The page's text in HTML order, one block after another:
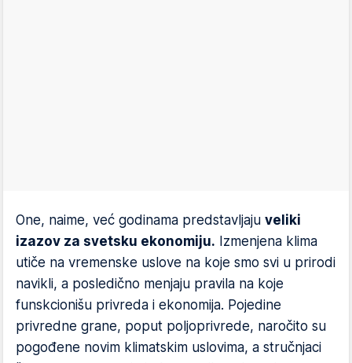
One, naime, već godinama predstavljaju veliki
izazov za svetsku ekonomiju. Izmenjena klima
utiče na vremenske uslove na koje smo svi u prirodi
navikli, a posledično menjaju pravila na koje
funskcionišu privreda i ekonomija. Pojedine
privredne grane, poput poljoprivrede, naročito su
pogođene novim klimatskim uslovima, a stručnjaci